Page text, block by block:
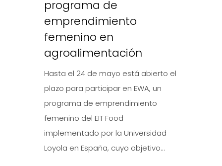
programa de
emprendimiento
femenino en
agroalimentación
Hasta el 24 de mayo está abierto el
plazo para participar en EWA, un
programa de emprendimiento
femenino del EIT Food
implementado por la Universidad
Loyola en España, cuyo objetivo...